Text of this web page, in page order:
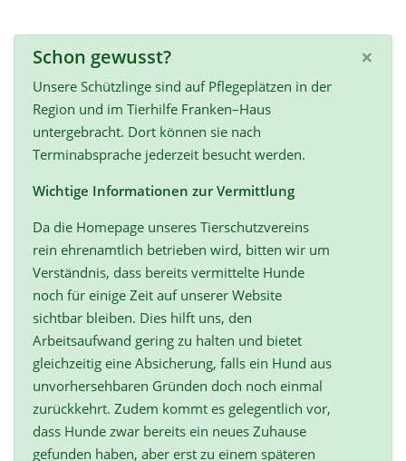
×
Schon gewusst?
Unsere Schützlinge sind auf Pflegeplätzen in der
Region und im Tierhilfe Franken–Haus
untergebracht. Dort können sie nach
Terminabsprache jederzeit besucht werden.
Wichtige Informationen zur Vermittlung
Da die Homepage unseres Tierschutzvereins
rein ehrenamtlich betrieben wird, bitten wir um
Verständnis, dass bereits vermittelte Hunde
noch für einige Zeit auf unserer Website
sichtbar bleiben. Dies hilft uns, den
Arbeitsaufwand gering zu halten und bietet
gleichzeitig eine Absicherung, falls ein Hund aus
unvorhersehbaren Gründen doch noch einmal
zurückkehrt. Zudem kommt es gelegentlich vor,
dass Hunde zwar bereits ein neues Zuhause
gefunden haben, aber erst zu einem späteren